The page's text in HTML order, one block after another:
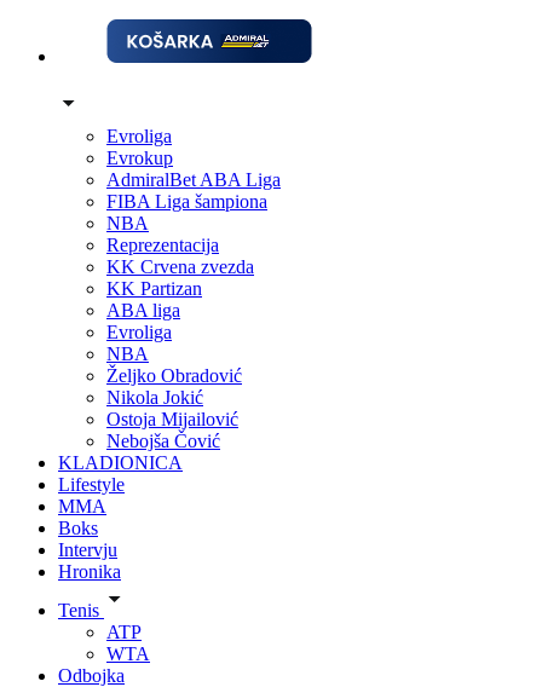
Evroliga
Evrokup
AdmiralBet ABA Liga
FIBA Liga šampiona
NBA
Reprezentacija
KK Crvena zvezda
KK Partizan
ABA liga
Evroliga
NBA
Željko Obradović
Nikola Jokić
Ostoja Mijailović
Nebojša Čović
KLADIONICA
Lifestyle
MMA
Boks
Intervju
Hronika
Tenis
ATP
WTA
Odbojka